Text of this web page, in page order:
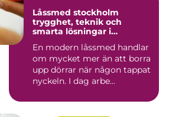
Låssmed stockholm
trygghet, teknik och
smarta lösningar i
En modern låssmed handlar
om mycket mer än att borra
upp dörrar när någon tappat
nyckeln. I dag arbe...